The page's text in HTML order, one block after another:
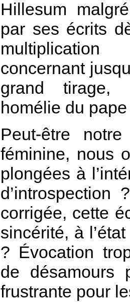
Hillesum
par ses écrits
concernant
grand tirage,
homélie du
Peut-être
féminine, nous
plongées à
corrigée, cette
sincérité, à
? Évocation
de désamours
frustrante pour